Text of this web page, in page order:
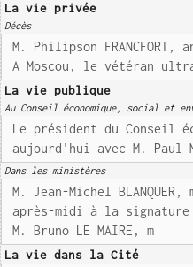
La vie privée
Décès
M. Philipson
A Moscou, le vétéran
La vie publique
Au Conseil économique, social et
Le président du Conseil
aujourd'hui avec M. Paul
Dans les ministères
M. Jean-Michel
après-midi à la signature
M. Bruno LE MAIRE, m
La vie dans la Cité